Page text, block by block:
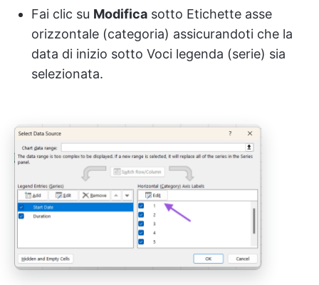
Fai clic su Modifica sotto Etichette asse
orizzontale (categoria) assicurandoti che la
data di inizio sotto Voci legenda (serie) sia
selezionata.